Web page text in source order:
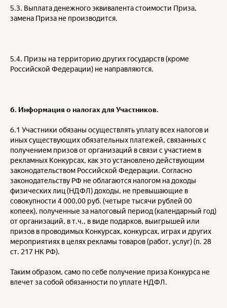
5.3. Выплата денежного эквивалента стоимости Приза,
замена Приза не производится.
5.4. Призы на территорию других государств (кроме
Российской Федерации) не направляются.
6. Информация о налогах для Участников.
6.1 Участники обязаны осуществлять уплату всех налогов и
иных существующих обязательных платежей, связанных с
получением призов от организаций в связи с участием в
рекламных Конкурсах, как это установлено действующим
законодательством Российской Федерации. Согласно
законодательству РФ не облагаются налогом на доходы
физических лиц (НДФЛ) доходы, не превышающие в
совокупности 4 000,00 руб. (четыре тысячи рублей 00
копеек), полученные за налоговый период (календарный год)
от организаций, в т.ч., в виде подарков, выигрышей или
призов в проводимых Конкурсах, конкурсах, играх и других
мероприятиях в целях рекламы товаров (работ, услуг) (п. 28
ст. 217 НК РФ).
Таким образом, само по себе получение приза Конкурса не
влечет за собой обязанности по уплате НДФЛ.